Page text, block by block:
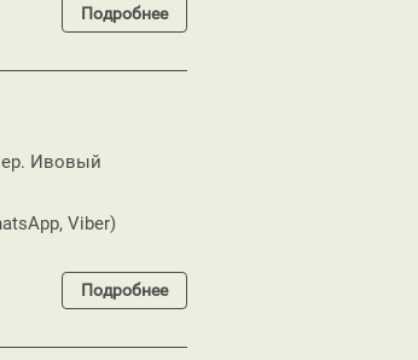
Подробнее
Ивовый
Viber)
Подробнее